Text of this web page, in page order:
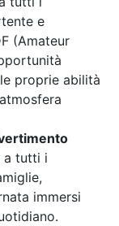
e
(Amateur
proprie abilità
a tutti i
immersi